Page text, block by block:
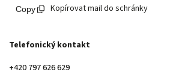
Kopírovat mail do schránky
Telefonický kontakt
+420 797 626 629